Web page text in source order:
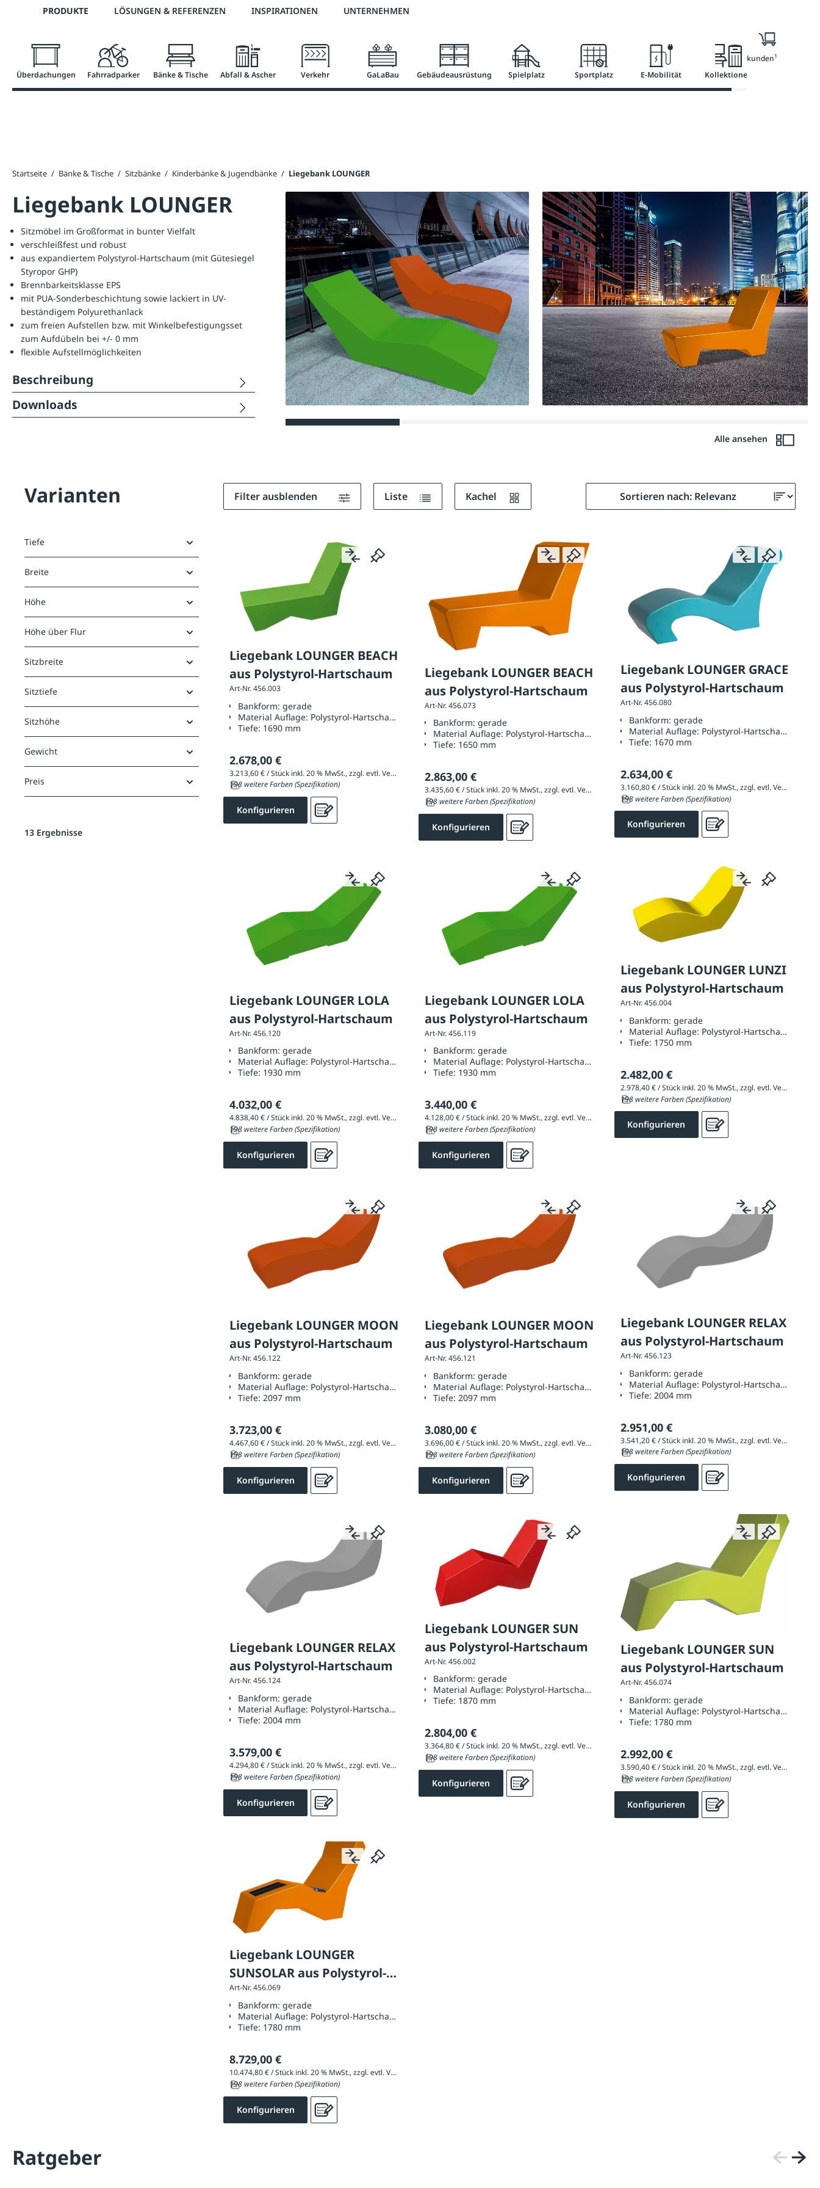
Zur Hauptnavigation springen
Telefon: +43 7672 95895 0 3 % Online-Rabatt versandkostenfrei ab 50 €
PRODUKTE LÖSUNGEN & REFERENZEN INSPIRATIONEN UNTERNEHMEN
Überdachungen Fahrradparker Bänke & Tische Abfall & Ascher Verkehr GaLaBau Gebäudeausrüstung Spielplatz Sportplatz E-Mobilität Kollektionen
Nur für Geschäftskunden1
Startseite / Bänke & Tische / Sitzbänke / Kinderbänke & Jugendbänke / Liegebank LOUNGER
Liegebank LOUNGER
Alle ansehen
Sitzmöbel im Großformat in bunter Vielfalt
verschleißfest und robust
aus expandiertem Polystyrol-Hartschaum (mit Gütesiegel
Styropor GHP)
Brennbarkeitsklasse EPS
mit PUA-Sonderbeschichtung sowie lackiert in UV-
beständigem Polyurethanlack
zum freien Aufstellen bzw. mit Winkelbefestigungsset
zum Aufdübeln bei +/- 0 mm
flexible Aufstellmöglichkeiten
Beschreibung
Downloads
Varianten
Tiefe
Breite
Höhe
Höhe über Flur
Sitzbreite
Sitztiefe
Sitzhöhe
Gewicht
Preis
13 Ergebnisse
Filter ausblenden Liste Kachel
Liegebank LOUNGER BEACH
aus Polystyrol-Hartschaum
Art-Nr. 456.003
Bankform: gerade
Material Auflage: Polystyrol-Hartschaum
Tiefe: 1690 mm
2.678,00 €
3.213,60 € / Stück inkl. 20 % MwSt., zzgl. evtl. Versandkosten
198 weitere Farben (Spezifikation)
Konfigurieren
Liegebank LOUNGER BEACH
aus Polystyrol-Hartschaum
Art-Nr. 456.073
Bankform:gerade
Material Auflage: Polystyrol-Hartschaum
Tiefe: 1650 mm
2.863,00 €
3.435,60 € / Stück inkl. 20 % MwSt., zzgl. evtl. Versandkosten
198 weitere Farben (Spezifikation)
Konfigurieren
Liegebank LOUNGER GRACE
aus Polystyrol-Hartschaum
Art-Nr. 456.080
Bankform: gerade
Material Auflage: Polystyrol-Hartschaum
Tiefe: 1670 mm
2.634,00 €
3.160,80 € / Stück inkl. 20 % MwSt., zzgl. evtl. Versandkosten
198 weitere Farben (Spezifikation)
Konfigurieren
Liegebank LOUNGER LOLA
aus Polystyrol-Hartschaum
Art-Nr. 456.120
Bankform: gerade
Material Auflage: Polystyrol-Hartschaum
Tiefe: 1930 mm
4.032,00 €
4.838,40 € / Stück inkl. 20 % MwSt., zzgl. evtl. Versandkosten
198 weitere Farben (Spezifikation)
Konfigurieren
Liegebank LOUNGER LOLA
aus Polystyrol-Hartschaum
Art-Nr. 456.119
Bankform:gerade
Material Auflage: Polystyrol-Hartschaum
Tiefe: 1930 mm
3.440,00 €
4.128,00 € / Stück inkl. 20 % MwSt., zzgl. evtl. Versandkosten
198 weitere Farben (Spezifikation)
Konfigurieren
Liegebank LOUNGER LUNZI
aus Polystyrol-Hartschaum
Art-Nr. 456.004
Bankform: gerade
Material Auflage: Polystyrol-Hartschaum
Tiefe: 1750 mm
2.482,00 €
2.978,40 € / Stück inkl. 20 % MwSt., zzgl. evtl. Versandkosten
198 weitere Farben (Spezifikation)
Konfigurieren
Liegebank LOUNGER MOON
aus Polystyrol-Hartschaum
Art-Nr. 456.122
Bankform: gerade
Material Auflage: Polystyrol-Hartschaum
Tiefe: 2097 mm
3.723,00 €
4.467,60 € / Stück inkl. 20 % MwSt., zzgl. evtl. Versandkosten
198 weitere Farben (Spezifikation)
Konfigurieren
Liegebank LOUNGER MOON
aus Polystyrol-Hartschaum
Art-Nr. 456.121
Bankform:gerade
Material Auflage: Polystyrol-Hartschaum
Tiefe:2097 mm
3.080,00 €
3.696,00 € / Stück inkl. 20 % MwSt., zzgl. evtl. Versandkosten
198 weitere Farben (Spezifikation)
Konfigurieren
Liegebank LOUNGER RELAX
aus Polystyrol-Hartschaum
Art-Nr. 456.123
Bankform: gerade
Material Auflage: Polystyrol-Hartschaum
Tiefe: 2004 mm
2.951,00 €
3.541,20 € / Stück inkl. 20 % MwSt., zzgl. evtl. Versandkosten
198 weitere Farben (Spezifikation)
Konfigurieren
Liegebank LOUNGER RELAX
aus Polystyrol-Hartschaum
Art-Nr. 456.124
Bankform: gerade
Material Auflage: Polystyrol-Hartschaum
Tiefe: 2004 mm
3.579,00 €
4.294,80 € / Stück inkl. 20 % MwSt., zzgl. evtl. Versandkosten
198 weitere Farben (Spezifikation)
Konfigurieren
Liegebank LOUNGER SUN
aus Polystyrol-Hartschaum
Art-Nr. 456.002
Bankform:gerade
Material Auflage: Polystyrol-Hartschaum
Tiefe: 1870 mm
2.804,00 €
3.364,80 € / Stück inkl. 20 % MwSt., zzgl. evtl. Versandkosten
198 weitere Farben (Spezifikation)
Konfigurieren
Liegebank LOUNGER SUN
aus Polystyrol-Hartschaum
Art-Nr. 456.074
Bankform: gerade
Material Auflage: Polystyrol-Hartschaum
Tiefe: 1780 mm
2.992,00 €
3.590,40 € / Stück inkl. 20 % MwSt., zzgl. evtl. Versandkosten
198 weitere Farben (Spezifikation)
Konfigurieren
Liegebank LOUNGER
SUNSOLAR aus Polystyrol-
Hartschaum
Art-Nr. 456.069
Bankform: gerade
Material Auflage: Polystyrol-Hartschaum
Tiefe: 1780 mm
8.729,00 €
10.474,80 € / Stück inkl. 20 % MwSt., zzgl. evtl. Versandkosten
198 weitere Farben (Spezifikation)
Konfigurieren
Ratgeber